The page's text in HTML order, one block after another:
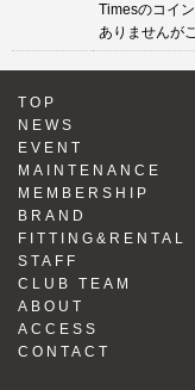
Timesのコイ
ありませんが
TOP
NEWS
EVENT
MAINTENANCE
MEMBERSHIP
BRAND
FITTING&RENTAL
STAFF
CLUB TEAM
ABOUT
ACCESS
CONTACT